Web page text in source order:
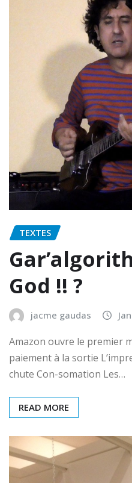
TEXTES
God !! ?
jacme gaudas
Amazon ouvre le premier
paiement à la sortie
chute Con-somation Les…
READ MORE